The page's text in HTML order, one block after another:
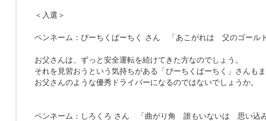
＜入選＞
ペンネーム：ぴーちくぱーちく さん 「あこがれは 父のゴール
お父さんは、ずっと安全運転を続けてきた方なのでしょう。
それを見習おうという気持ちがある「ぴーちくぱーちく」さんも
お父さんのような優秀ドライバーになるのではないでしょうか。
ペンネーム：しろくろ さん
「曲がり角 誰もいないは 思い込